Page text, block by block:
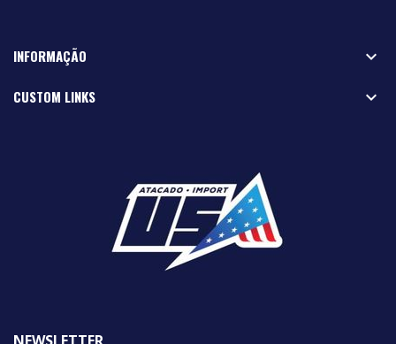
INFORMAÇÃO 
CUSTOM LINKS 
NEWSLETTER